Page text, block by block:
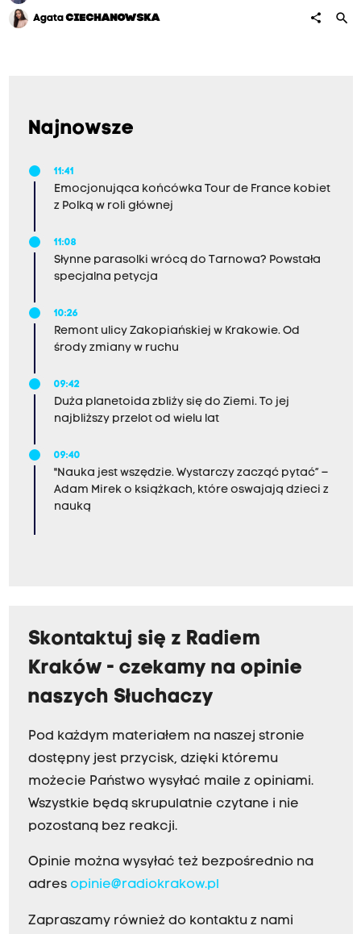
AgataCIECHANOWSKA share search
Najnowsze
11:41
Emocjonująca końcówka Tour de France kobiet
z Polką w roli głównej
11:08
Słynne parasolki wrócą do Tarnowa? Powstała
specjalna petycja
10:26
Remont ulicy Zakopiańskiej w Krakowie. Od
środy zmiany w ruchu
09:42
Duża planetoida zbliży się do Ziemi. To jej
najbliższy przelot od wielu lat
09:40
"Nauka jest wszędzie. Wystarczy zacząć pytać” –
Adam Mirek o książkach, które oswajają dzieci z
nauką
Skontaktuj się z Radiem
Kraków - czekamy na opinie
naszych Słuchaczy
Pod każdym materiałem na naszej stronie
dostępny jest przycisk, dzięki któremu
możecie Państwo wysyłać maile z opiniami.
Wszystkie będą skrupulatnie czytane i nie
pozostaną bez reakcji.
Opinie można wysyłać też bezpośrednio na
adres opinie@radiokrakow.pl
Zapraszamy również do kontaktu z nami